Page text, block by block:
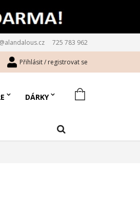
725 783 962
Přihlásit / registrovat se
DÁRKY